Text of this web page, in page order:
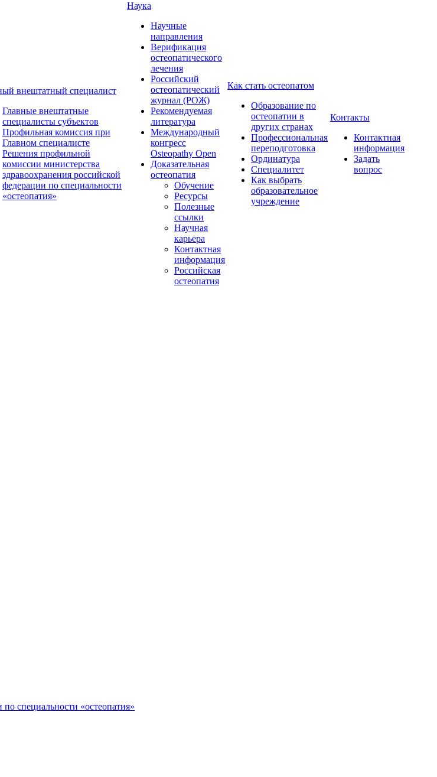
внештатный специалист
Главные внештатные
специалисты субъектов
Профильная комиссия при
Главном специалисте
Решения профильной
комиссии министерства
здравоохранения российской
федерации по специальности
«остеопатия»
Наука
Научные
направления
Верификация
остеопатического
лечения
Российский
остеопатический
журнал (РОЖ)
Рекомендуемая
литература
Международный
конгресс
Osteopathy Open
Доказательная
остеопатия
Обучение
Ресурсы
Полезные
ссылки
Научная
карьера
Контактная
информация
Российская
остеопатия
Как стать остеопатом
Образование по
остеопатии в
других странах
Профессиональная
переподготовка
Ординатура
Специалитет
Как выбрать
образовательное
учреждение
Контакты
Контактная
информация
Задать
вопрос
специальности «остеопатия»